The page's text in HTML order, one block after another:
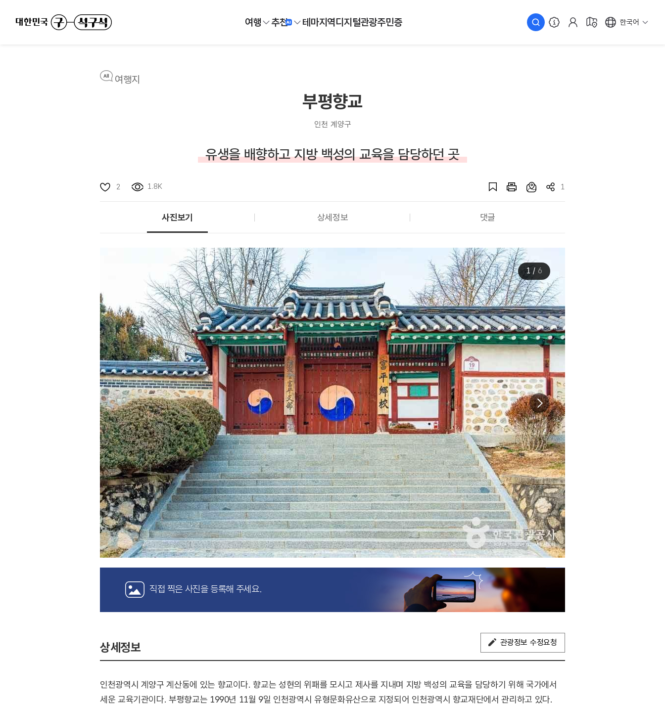
여행 추천 테마지역디지털관광주민증 한국어
여행지
부평향교
인천 계양구
유생을 배향하고 지방 백성의 교육을 담당하던 곳
2 1.8K 1
사진보기 상세정보 댓글
1 / 6
직접 찍은 사진을 등록해 주세요.
상세정보 관광정보 수정요청
인천광역시 계양구 계산동에 있는 향교이다. 향교는 성현의 위패를 모시고 제사를 지내며 지방 백성의 교육을 담당하기 위해 국가에서
세운 교육기관이다. 부평향교는 1990년 11월 9일 인천광역시 유형문화유산으로 지정되어 인천광역시 향교재단에서 관리하고 있다.